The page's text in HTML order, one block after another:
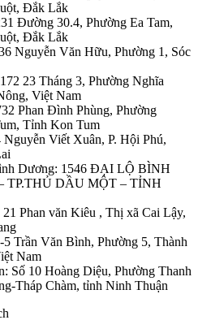
Đắk Lắk
Đường 30.4, Phường Ea Tam,
Đắk Lắk
Nguyễn Văn Hữu, Phường 1, Sóc
23 Tháng 3, Phường Nghĩa
Việt Nam
Phan Đình Phùng, Phường
Tỉnh Kon Tum
Viết Xuân, P. Hội Phú,
Dương: 1546 ĐẠI LỘ BÌNH
TP.THỦ DẦU MỘT – TỈNH
Phan văn Kiêu , Thị xã Cai Lậy,
Trần Văn Bình, Phường 5, Thành
Nam
Số 10 Hoàng Diệu, Phường Thanh
Tháp Chàm, tỉnh Ninh Thuận